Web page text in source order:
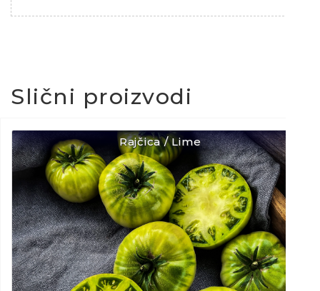
Slični proizvodi
Rajčica / Lime